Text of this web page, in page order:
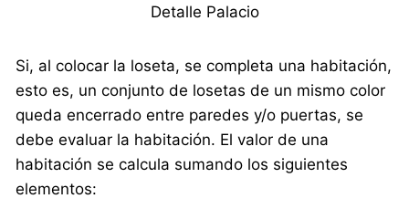
Detalle Palacio
Si, al colocar la loseta, se completa una habitación,
esto es, un conjunto de losetas de un mismo color
queda encerrado entre paredes y/o puertas, se
debe evaluar la habitación. El valor de una
habitación se calcula sumando los siguientes
elementos: